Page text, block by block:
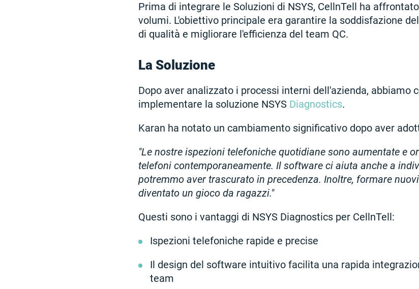
Prima di integrare le Soluzioni di NSYS, CellnTell ha
volumi. L'obiettivo principale era garantire la soddisfazione
di qualità e migliorare l'efficienza del team QC.
La Soluzione
Dopo aver analizzato i processi interni dell'azienda, abbiamo
implementare la soluzione NSYS Diagnostics.
Karan ha notato un cambiamento significativo dopo aver
"Le nostre ispezioni telefoniche quotidiane sono aumentate e
telefoni contemporaneamente. Il software ci aiuta anche a
potremmo aver trascurato in precedenza. Inoltre, formare
diventato un gioco da ragazzi."
Questi sono i vantaggi di NSYS Diagnostics per CellnTell:
Ispezioni telefoniche rapide e precise
Il design del software intuitivo facilita una rapida
team